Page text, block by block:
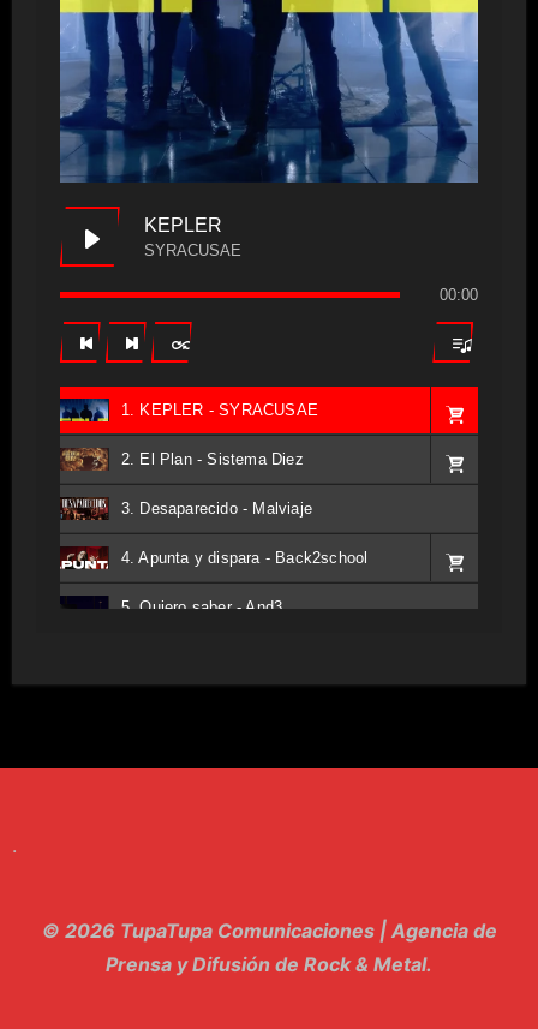
KEPLER
SYRACUSAE
00:00
1. KEPLER - SYRACUSAE
2. El Plan - Sistema Diez
3. Desaparecido - Malviaje
4. Apunta y dispara - Back2school
5. Quiero saber - And3
12. dolor - Piel
.
© 2026 TupaTupa Comunicaciones | Agencia de
Prensa y Difusión de Rock & Metal.